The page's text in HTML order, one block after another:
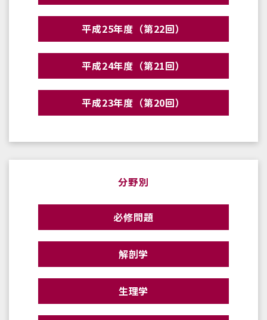
平成25年度（第22回）
平成24年度（第21回）
平成23年度（第20回）
分野別
必修問題
解剖学
生理学